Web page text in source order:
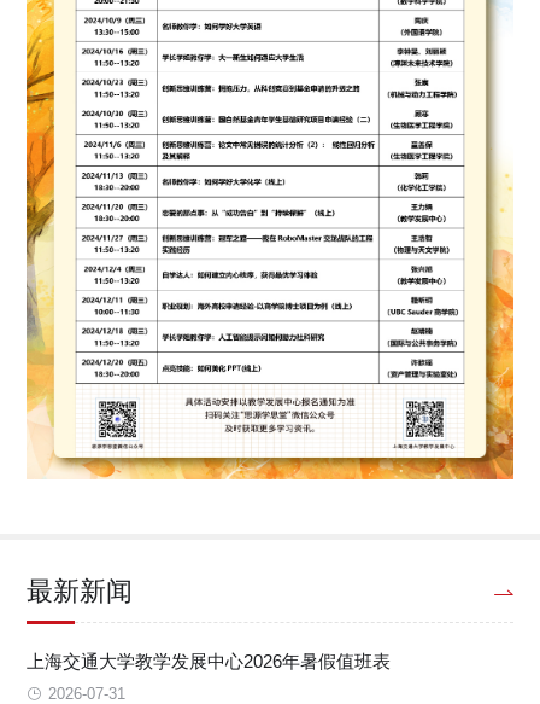
最新新闻
上海交通大学教学发展中心2026年暑假值班表
2026-07-31